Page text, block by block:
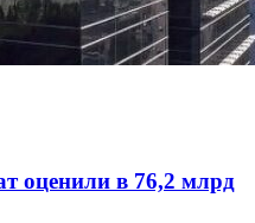
оценили в 76,2 млрд